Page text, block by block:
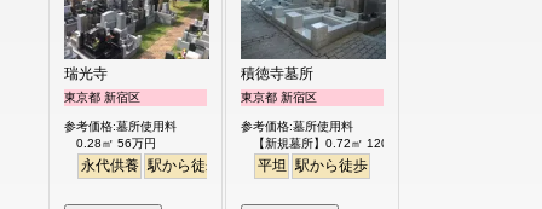
瑞光寺
東京都 新宿区
参考価格:墓所使用料
0.28㎡ 56万円
永代供養 駅から徒歩
積徳寺墓所
東京都 新宿区
参考価格:墓所使用料
【新規墓所】0.72㎡ 120万円
平坦 駅から徒歩